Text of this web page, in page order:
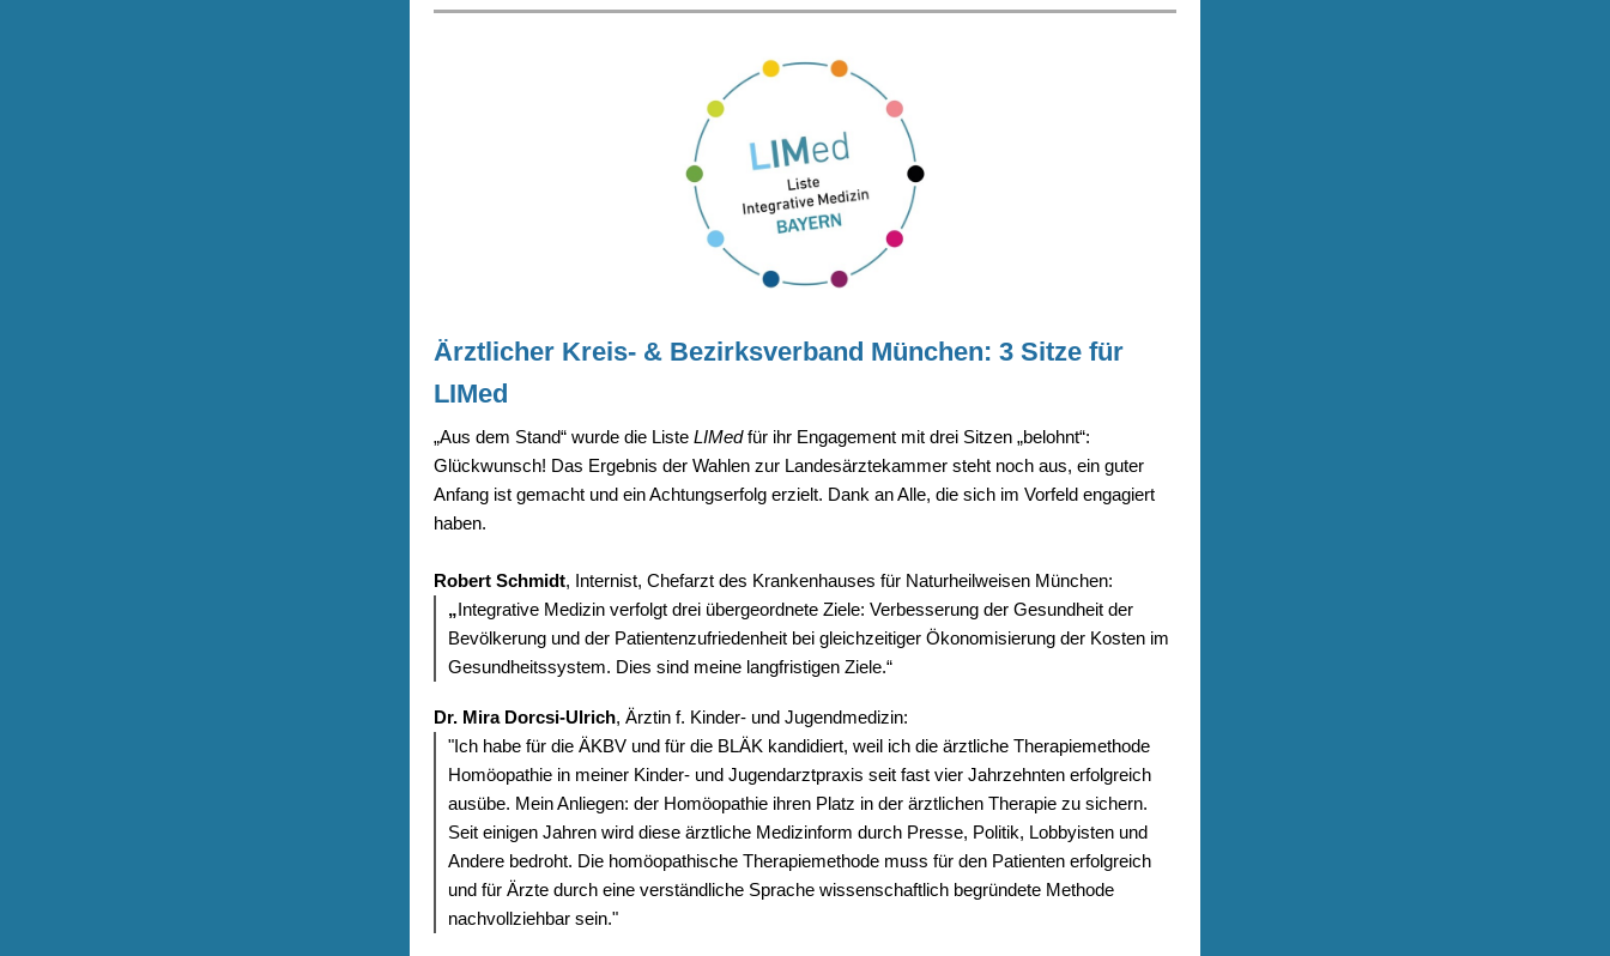
Ärztlicher Kreis- & Bezirksverband München: 3 Sitze für
LIMed
„Aus dem Stand“ wurde die Liste LIMedfür ihr Engagement mit drei Sitzen „belohnt“:
Glückwunsch! Das Ergebnis der Wahlen zur Landesärztekammer steht noch aus, ein guter
Anfang ist gemacht und ein Achtungserfolg erzielt. Dank an Alle, die sich im Vorfeld engagiert
haben.
Robert Schmidt, Internist, Chefarzt des Krankenhauses für Naturheilweisen München:
„Integrative Medizin verfolgt drei übergeordnete Ziele: Verbesserung der Gesundheit der
Bevölkerung und der Patientenzufriedenheit bei gleichzeitiger Ökonomisierung der Kosten im
Gesundheitssystem. Dies sind meine langfristigen Ziele.“
Dr. Mira Dorcsi-Ulrich, Ärztin f. Kinder- und Jugendmedizin:
"Ich habe für die ÄKBV und für die BLÄK kandidiert, weil ich die ärztliche Therapiemethode
Homöopathie in meiner Kinder- und Jugendarztpraxis seit fast vier Jahrzehnten erfolgreich
ausübe. Mein Anliegen: der Homöopathie ihren Platz in der ärztlichen Therapie zu sichern.
Seit einigen Jahren wird diese ärztliche Medizinform durch Presse, Politik, Lobbyisten und
Andere bedroht. Die homöopathische Therapiemethode muss für den Patienten erfolgreich
und für Ärzte durch eine verständliche Sprache wissenschaftlich begründete Methode
nachvollziehbar sein."